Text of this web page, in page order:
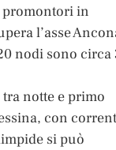
promontori in
l’asse
nodi sono circa
notte e primo
con
si può